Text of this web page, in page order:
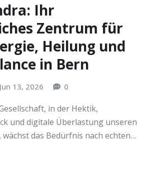
Ihr
Zentrum für
Heilung und
in Bern
Jun 13, 2026 0
in der Hektik,
und digitale Überlastung unseren
das Bedürfnis nach echten…